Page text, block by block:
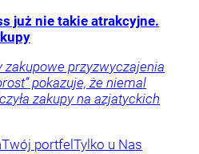
już nie takie atrakcyjne.
zakupowe przyzwyczajenia
pokazuje, że niemal
zakupy na azjatyckich
Twój portfel Tylko u Nas